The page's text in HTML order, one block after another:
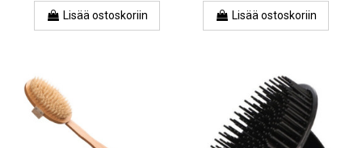
Lisää ostoskoriin
Lisää ostoskoriin